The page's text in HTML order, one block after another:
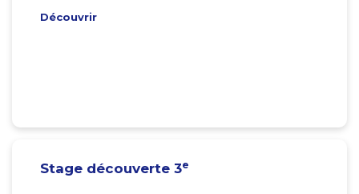
Découvrir
Stage découverte 3e